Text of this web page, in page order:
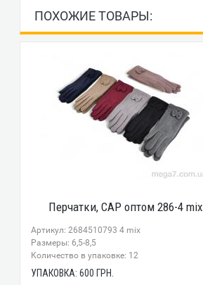
ПОХОЖИЕ ТОВАРЫ:
Перчатки, CAP оптом 286-4 mix
Артикул: 2684510793 4 mix
Размеры: 6,5-8,5
Количество в упаковке: 12
УПАКОВКА:600 ГРН.